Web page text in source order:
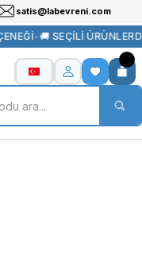
satis@labevreni.com
•🚚 SEÇİLİ